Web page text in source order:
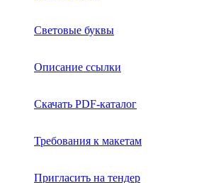
Световые буквы
Описание ссылки
Скачать PDF-каталог
Требования к макетам
Пригласить на тендер